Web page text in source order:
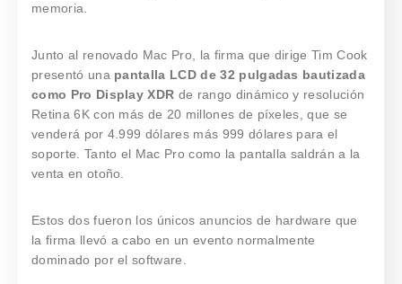
memoria.
Junto al renovado Mac Pro, la firma que dirige Tim Cook
presentó una pantalla LCD de 32 pulgadas bautizada
como Pro Display XDR de rango dinámico y resolución
Retina 6K con más de 20 millones de píxeles, que se
venderá por 4.999 dólares más 999 dólares para el
soporte. Tanto el Mac Pro como la pantalla saldrán a la
venta en otoño.
Estos dos fueron los únicos anuncios de hardware que
la firma llevó a cabo en un evento normalmente
dominado por el software.